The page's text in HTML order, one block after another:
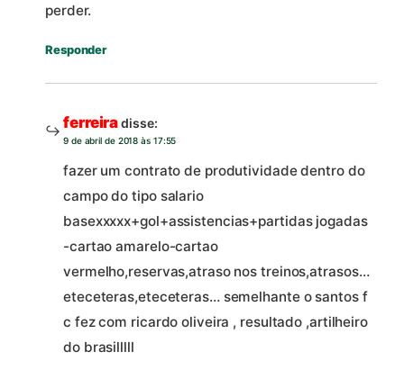
perder.
Responder
ferreiradisse:
9 de abril de 2018 às 17:55
fazer um contrato de produtividade dentro do
campo do tipo salario
basexxxxx+gol+assistencias+partidas jogadas
-cartao amarelo-cartao
vermelho,reservas,atraso nos treinos,atrasos…
eteceteras,eteceteras… semelhante o santos f
c fez com ricardo oliveira , resultado ,artilheiro
do brasilllll